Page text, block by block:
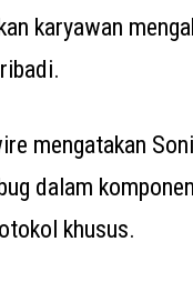
karyawan
mengatakan
dalam
khusus.